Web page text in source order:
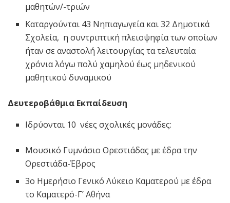
μαθητών/-τριών
Καταργούνται 43 Νηπιαγωγεία και 32 Δημοτικά
Σχολεία, η συντριπτική πλειοψηφία των οποίων
ήταν σε αναστολή λειτουργίας τα τελευταία
χρόνια λόγω πολύ χαμηλού έως μηδενικού
μαθητικού δυναμικού
Δευτεροβάθμια Εκπαίδευση
Ιδρύονται 10 νέες σχολικές μονάδες:
Μουσικό Γυμνάσιο Ορεστιάδας με έδρα την
Ορεστιάδα-Έβρος
3ο Ημερήσιο Γενικό Λύκειο Καματερού με έδρα
το Καματερό-Γ’ Αθήνα